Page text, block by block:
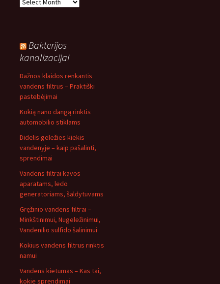
Bakterijos
kanalizacijai
Dažnos klaidos renkantis
vandens filtrus – Praktiški
pastebėjimai
Kokią nano dangą rinktis
automobilio stiklams
Didelis geležies kiekis
vandenyje – kaip pašalinti,
sprendimai
Vandens filtrai kavos
aparatams, ledo
generatoriams, šaldytuvams
Gręžinio vandens filtrai –
Minkštinimui, Nugeležinimui,
Vandenilio sulfido šalinimui
Kokius vandens filtrus rinktis
namui
Vandens kietumas – Kas tai,
kokie sprendimai